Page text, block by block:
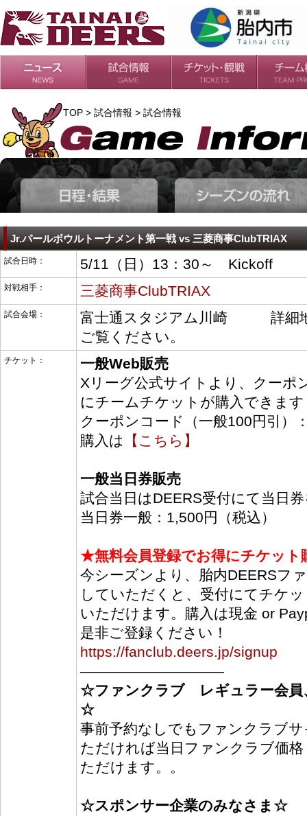
日程・結果
シーズンの流れ チケット
会場・アクセス
ルールガイド
TOP > 試合情報 > 試合情報
Jr.パールボウルトーナメント第一戦 vs 三菱商事ClubTRIAX
試合日時： 5/11（日）13：30～ Kickoff
対戦相手： 三菱商事ClubTRIAX
試合会場：
富士通スタジアム川崎 詳細
ご覧ください。
チケット：
一般Web販売
Xリーグ公式サイトより、クーポ
にチームチケットが購入できます
クーポンコード（一般100円引
購入は
【こちら】
一般当日券販売
試合当日はDEERS受付にて当日
当日券一般：1,500円（税込）
★無料会員登録でお得にチケット
今シーズンより、胎内DEERSフ
していただくと、受付にてチケ
いただけます。購入は現金 or
是非ご登録ください！
https://fanclub.deers.jp/signup
――――――――――
☆ファンクラブ レギュラー会員
☆
事前予約なしでもファンクラブ
ただければ当日ファンクラブ価
ただけます。。
☆スポンサー企業のみなさま☆